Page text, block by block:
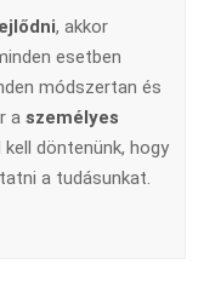
, akkor
esetben
módszertan és
a személyes
kell döntenünk, hogy
a tudásunkat.